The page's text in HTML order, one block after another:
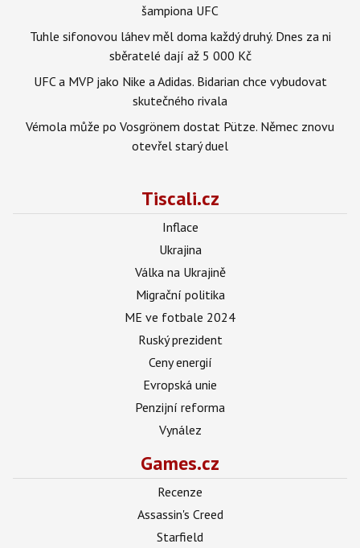
šampiona UFC
Tuhle sifonovou láhev měl doma každý druhý. Dnes za ni
sběratelé dají až 5 000 Kč
UFC a MVP jako Nike a Adidas. Bidarian chce vybudovat
skutečného rivala
Vémola může po Vosgrönem dostat Pütze. Němec znovu
otevřel starý duel
Tiscali.cz
Inflace
Ukrajina
Válka na Ukrajině
Migrační politika
ME ve fotbale 2024
Ruský prezident
Ceny energií
Evropská unie
Penzijní reforma
Vynález
Games.cz
Recenze
Assassin's Creed
Starfield